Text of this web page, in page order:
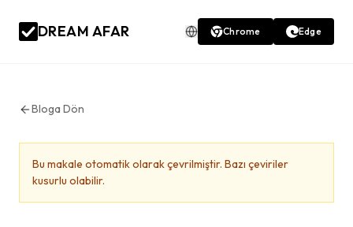
DREAM AFAR Chrome Edge
Bloga Dön
Bu makale otomatik olarak çevrilmiştir. Bazı çeviriler
kusurlu olabilir.